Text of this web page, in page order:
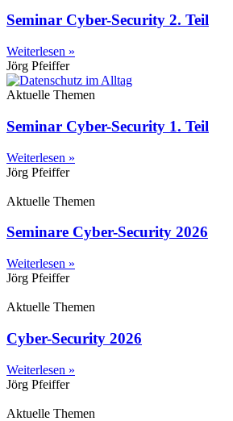
Seminar Cyber-Security 2. Teil
Weiterlesen »
Jörg Pfeiffer
Aktuelle Themen
Seminar Cyber-Security 1. Teil
Weiterlesen »
Jörg Pfeiffer
Aktuelle Themen
Seminare Cyber-Security 2026
Weiterlesen »
Jörg Pfeiffer
Aktuelle Themen
Cyber-Security 2026
Weiterlesen »
Jörg Pfeiffer
Aktuelle Themen